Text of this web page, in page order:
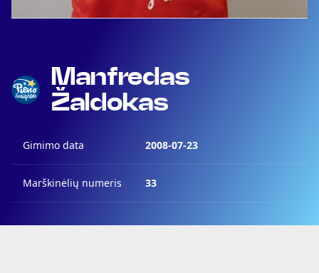
Manfredas
Žaldokas
Gimimo data 2008-07-23
Marškinėlių numeris 33